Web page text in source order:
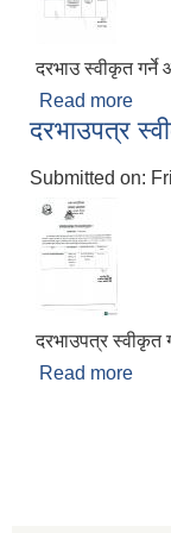
दरभाउ स्वीकृत
Read more
दरभाउपत्र
Submitted on:
दरभाउपत्र स्वीकृत
Read more